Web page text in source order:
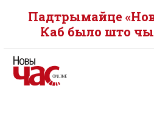
Падтрымайце
Каб было што